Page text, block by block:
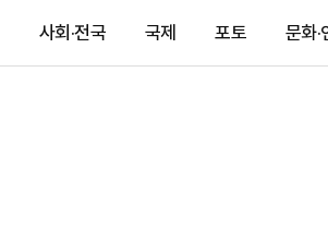
사회·전국 국제 포토 문화·